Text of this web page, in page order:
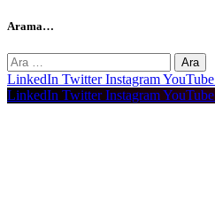
Arama…
Arama:
LinkedIn Twitter InstagramYouTube
LinkedIn Twitter InstagramYouTube